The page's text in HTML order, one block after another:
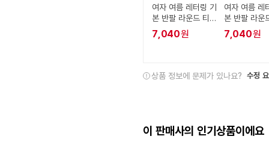
여자 여름 레터링 기
본 반팔 라운드 티셔
츠 블랙
7,040원
여자 여름 레
본 반팔 라운
츠 화이트
7,040원
상품 정보에 문제가 있나요? 수정
이 판매사의 인기상품이에요